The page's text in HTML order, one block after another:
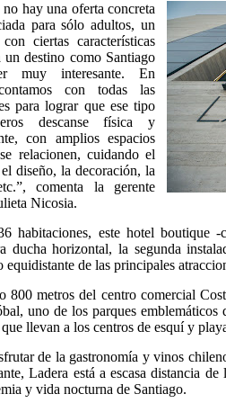
hay una oferta concreta
para sólo adultos, un
con ciertas características
un destino como Santiago
muy interesante. En
con todas las
para lograr que ese tipo
descanse física y
con amplios espacios
relacionen, cuidando el
diseño, la decoración, la
comenta la gerente
Nicosia.
habitaciones, este hotel boutique
ducha horizontal, la segunda
equidistante de las principales
800 metros del centro comercial
uno de los parques
llevan a los centros de esquí y
de la gastronomía y vinos
Ladera está a escasa distancia
y vida nocturna de Santiago.